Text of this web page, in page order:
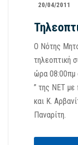
20/04/2011
Ο Νότης
τηλεοπτική
ώρα 08:00πμ
” της ΝΕΤ με
και Κ.
Παναρίτη.